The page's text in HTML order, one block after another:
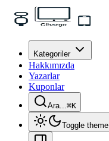
Kategoriler
Hakkımızda
Yazarlar
Kuponlar
Ara...⌘K
Toggle theme